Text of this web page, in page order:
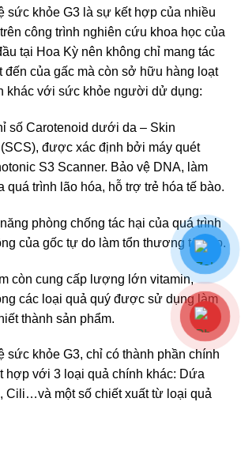
sức khỏe G3 là sự kết hợp của nhiều
công trình nghiên cứu khoa học của
tại Hoa Kỳ nên không chỉ mang tác
của gấc mà còn sở hữu hàng loạt
khác với sức khỏe người dử dụng:
số Carotenoid dưới da – Skin
được xác định bởi máy quét
S3 Scanner. Bảo vệ DNA, làm
quá trình lão hóa, hỗ trợ trẻ hóa tế bào.
phòng chống tác hại của quá trình
của gốc tự do làm tổn thương tế bào.
còn cung cấp lượng lớn vitamin,
các loại quả quý được sử dụng làm
thành sản phẩm.
sức khỏe G3, chỉ có thành phần chính
hợp với 3 loại quả chính khác: Dứa
Cili…và một số chiết xuất từ loại quả